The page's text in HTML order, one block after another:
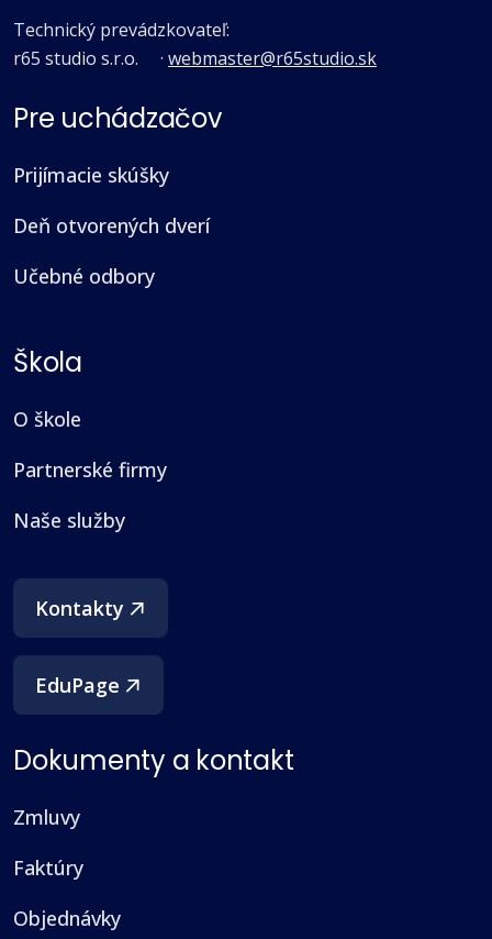
Technický prevádzkovateľ:
r65 studio s.r.o.
· webmaster@r65studio.sk
Pre uchádzačov
Prijímacie skúšky
Deň otvorených dverí
Učebné odbory
Škola
O škole
Partnerské firmy
Naše služby
Kontakty
EduPage
(otvorí sa v novom okne)
Dokumenty a kontakt
Zmluvy
Faktúry
Objednávky